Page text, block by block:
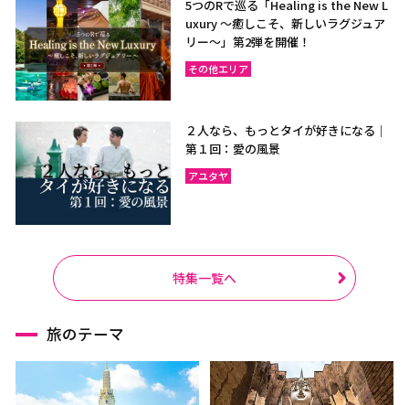
5つのRで巡る「Healing is the New L
uxury ～癒しこそ、新しいラグジュア
リー〜」第2弾を開催！
その他エリア
２人なら、もっとタイが好きになる｜
第１回：愛の風景
アユタヤ
特集一覧へ
旅のテーマ